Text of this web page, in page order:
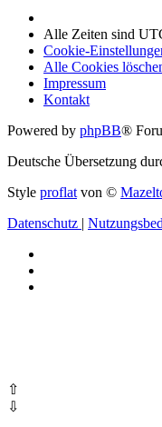
Alle Zeiten sind
Cookie-
Alle Cookies
Impressum
Kontakt
Powered by phpBB®
Deutsche Übersetzung
Style proflatvon ©
Datenschutz
⇧
⇩